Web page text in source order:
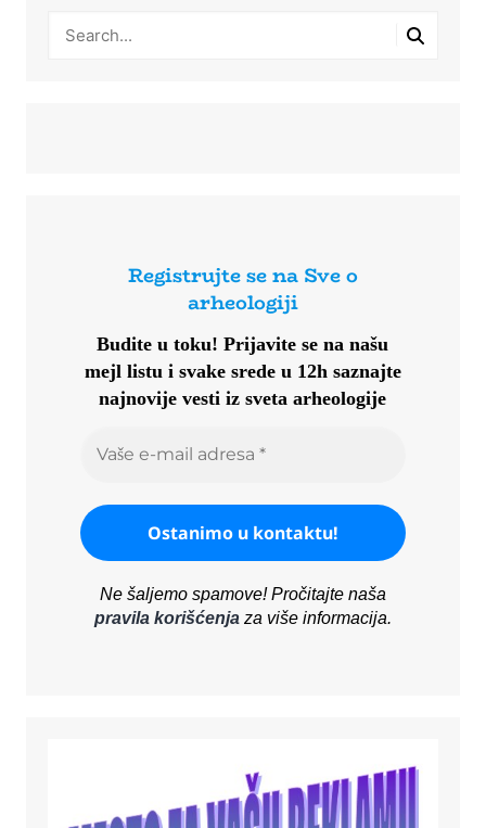
Registrujte se na Sve o
arheologiji
Budite u toku!Prijavite se na našu
mejl listu i svake srede u 12h saznajte
najnovije vesti iz sveta arheologije
Ne šaljemo spamove! Pročitajte naša
pravila korišćenjaza više informacija.